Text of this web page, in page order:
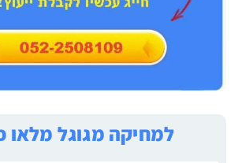
למחיקה מגוגל מלאו